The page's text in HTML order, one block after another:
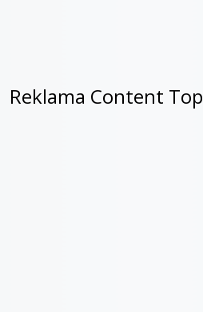
Reklama Content Top